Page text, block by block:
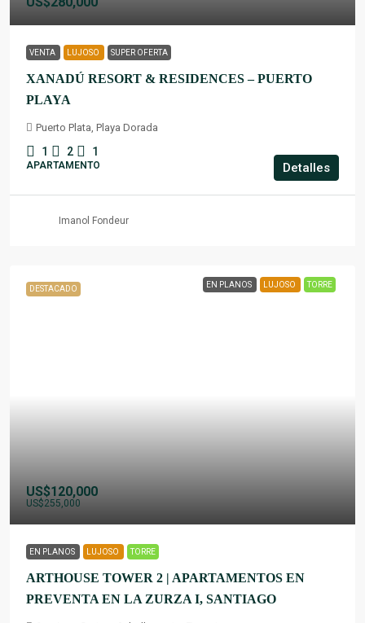
VENTA LUJOSO SUPER OFERTA
XANADÚ RESORT & RESIDENCES – PUERTO
PLAYA
Puerto Plata, Playa Dorada
1 2 1
APARTAMENTO Detalles
Imanol Fondeur
DESTACADO EN PLANOS LUJOSO TORRE
US$120,000
US$255,000
EN PLANOS LUJOSO TORRE
ARTHOUSE TOWER 2 | APARTAMENTOS EN
PREVENTA EN LA ZURZA I, SANTIAGO